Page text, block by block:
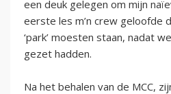
een deuk gelegen om mijn
eerste les m’n crew geloofde
‘park’ moesten staan, nadat
gezet hadden.
Na het behalen van de MCC,